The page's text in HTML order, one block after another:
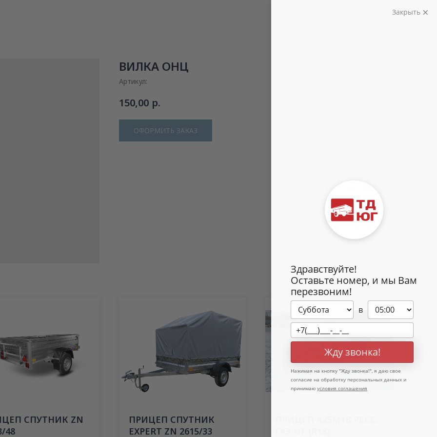
ВИЛКА ОНЦ
Артикул:
150,00 р.
ОФОРМИТЬ ЗАКАЗ
СПУТНИК ZN
48
ПРИЦЕП СПУТНИК
EXPERT ZN 2615/33
Закрыть
Здравствуйте!
Оставьте номер, и мы Вам
перезвоним!
в
Жду звонка!
Нажимая на кнопку "Жду звонка!", я даю свое
согласие на обработку персональных данных и
принимаю условия соглашения